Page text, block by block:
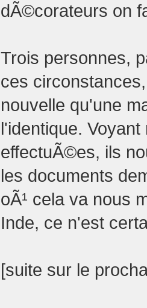
dÃ©corateurs on
Trois personnes,
ces
nouvelle qu'une
l'identique.
effectuÃ©es, ils
les documents
oÃ¹ cela va nous
Inde, ce n'est
[suite sur le